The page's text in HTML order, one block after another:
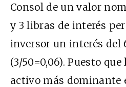
Consol de un valor
y 3 libras de interés
inversor un interés del
(3/50=0,06). Puesto
activo más dominante